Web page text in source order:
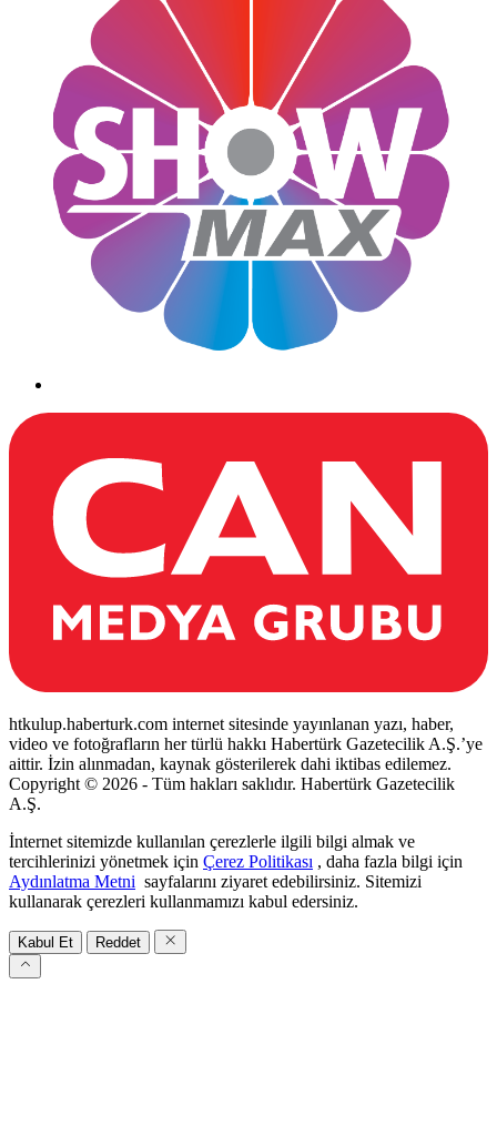
htkulup.haberturk.com internet sitesinde yayınlanan yazı, haber,
video ve fotoğrafların her türlü hakkı Habertürk Gazetecilik A.Ş.’ye
aittir. İzin alınmadan, kaynak gösterilerek dahi iktibas edilemez.
Copyright © 2026 - Tüm hakları saklıdır. Habertürk Gazetecilik
A.Ş.
İnternet sitemizde kullanılan çerezlerle ilgili bilgi almak ve
tercihlerinizi yönetmek için Çerez Politikası , daha fazla bilgi için
Aydınlatma Metni sayfalarını ziyaret edebilirsiniz. Sitemizi
kullanarak çerezleri kullanmamızı kabul edersiniz.
Kabul Et Reddet